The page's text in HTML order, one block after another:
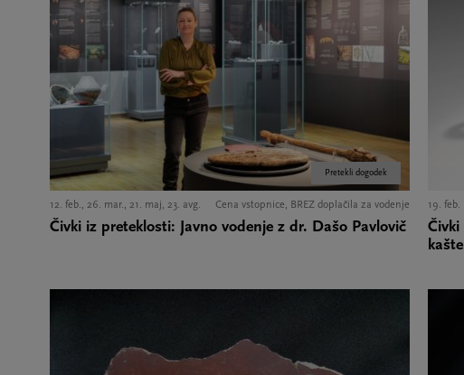
Pretekli dogodek
12. feb., 26. mar., 21. maj, 23. avg. Cena vstopnice, BREZ doplačila za vodenje
Čivki iz preteklosti: Javno vodenje z dr. Dašo Pavlovič
19. feb.